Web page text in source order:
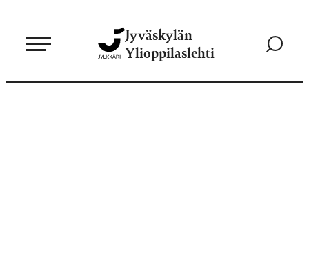
sisältöön
Jyväskylän
Ylioppilaslehti
Siirry